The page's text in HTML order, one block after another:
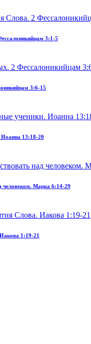
3:1-5
3:6-15
Иоанна 13:18-20
человеком. Марка 6:14-29
1:19-21